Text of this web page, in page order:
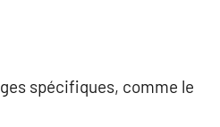
spécifiques, comme le